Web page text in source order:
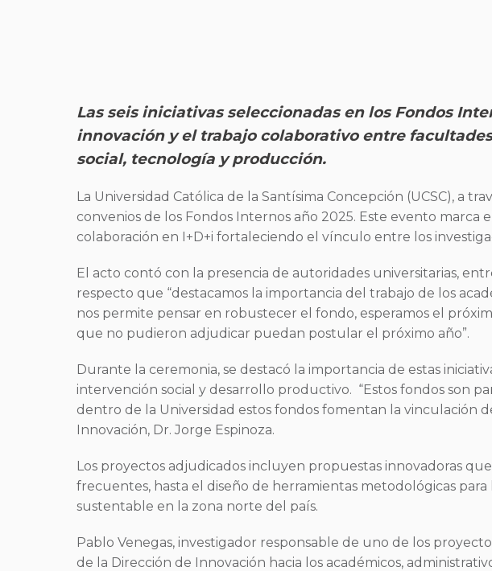
Las seis iniciativas seleccionadas en los Fondos
innovación y el trabajo colaborativo entre
social, tecnología y producción.
La Universidad Católica de la Santísima Concepción (UCSC), a
convenios de los Fondos Internos año 2025. Este evento marca
colaboración en I+D+i fortaleciendo el vínculo entre los
El acto contó con la presencia de autoridades universitarias,
respecto que “destacamos la importancia del trabajo de los
nos permite pensar en robustecer el fondo, esperamos el
que no pudieron adjudicar puedan postular el próximo año”.
Durante la ceremonia, se destacó la importancia de estas
intervención social y desarrollo productivo. “Estos fondos son
dentro de la Universidad estos fondos fomentan la vinculación
Innovación, Dr. Jorge Espinoza.
Los proyectos adjudicados incluyen propuestas innovadoras
frecuentes, hasta el diseño de herramientas metodológicas
sustentable en la zona norte del país.
Pablo Venegas, investigador responsable de uno de los
de la Dirección de Innovación hacia los académicos,